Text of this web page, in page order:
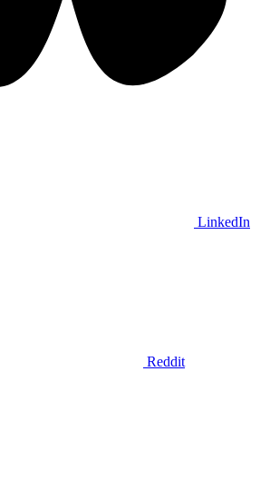
LinkedIn
Reddit